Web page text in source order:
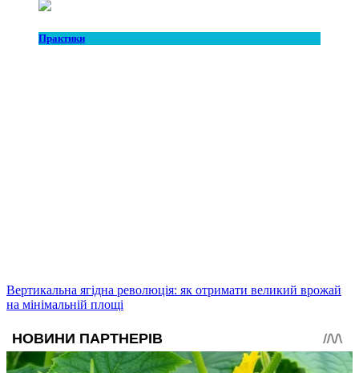
Практики
Вертикальна ягідна революція: як отримати великий врожай
на мінімальній площі